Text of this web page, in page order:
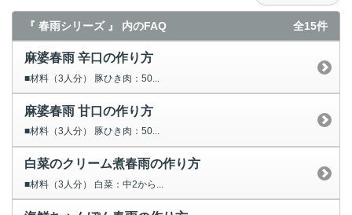
『 春雨シリーズ 』 内のFAQ 全15件
麻婆春雨 辛口の作り方
■材料（3人分） 豚ひき肉：50...
麻婆春雨 甘口の作り方
■材料（3人分） 豚ひき肉：50...
白菜のクリーム煮春雨の作り方
■材料（3人分） 白菜：中2から...